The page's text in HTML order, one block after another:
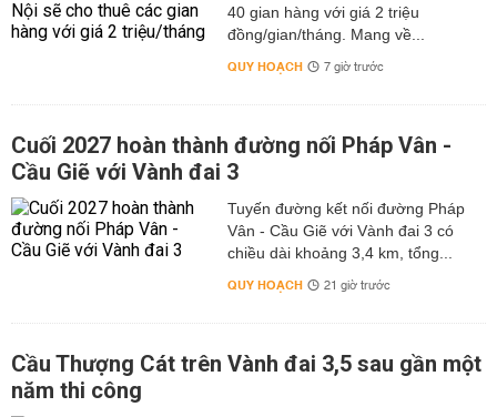
40 gian hàng với giá 2 triệu
đồng/gian/tháng. Mang về...
QUY HOẠCH 7 giờ trước
Cuối 2027 hoàn thành đường nối Pháp Vân -
Cầu Giẽ với Vành đai 3
Tuyến đường kết nối đường Pháp
Vân - Cầu Giẽ với Vành đai 3 có
chiều dài khoảng 3,4 km, tổng...
QUY HOẠCH 21 giờ trước
Cầu Thượng Cát trên Vành đai 3,5 sau gần một
năm thi công